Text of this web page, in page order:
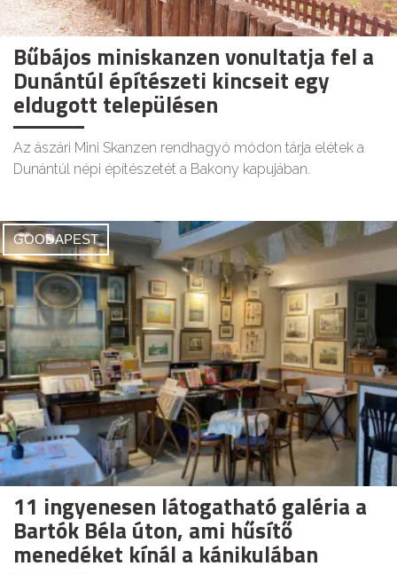
Bűbájos miniskanzen vonultatja fel a
Dunántúl építészeti kincseit egy
eldugott településen
Az ászári Mini Skanzen rendhagyó módon tárja elétek a
Dunántúl népi építészetét a Bakony kapujában.
GOODAPEST
11 ingyenesen látogatható galéria a
Bartók Béla úton, ami hűsítő
menedéket kínál a kánikulában